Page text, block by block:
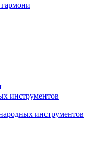
инструментов
инструментов